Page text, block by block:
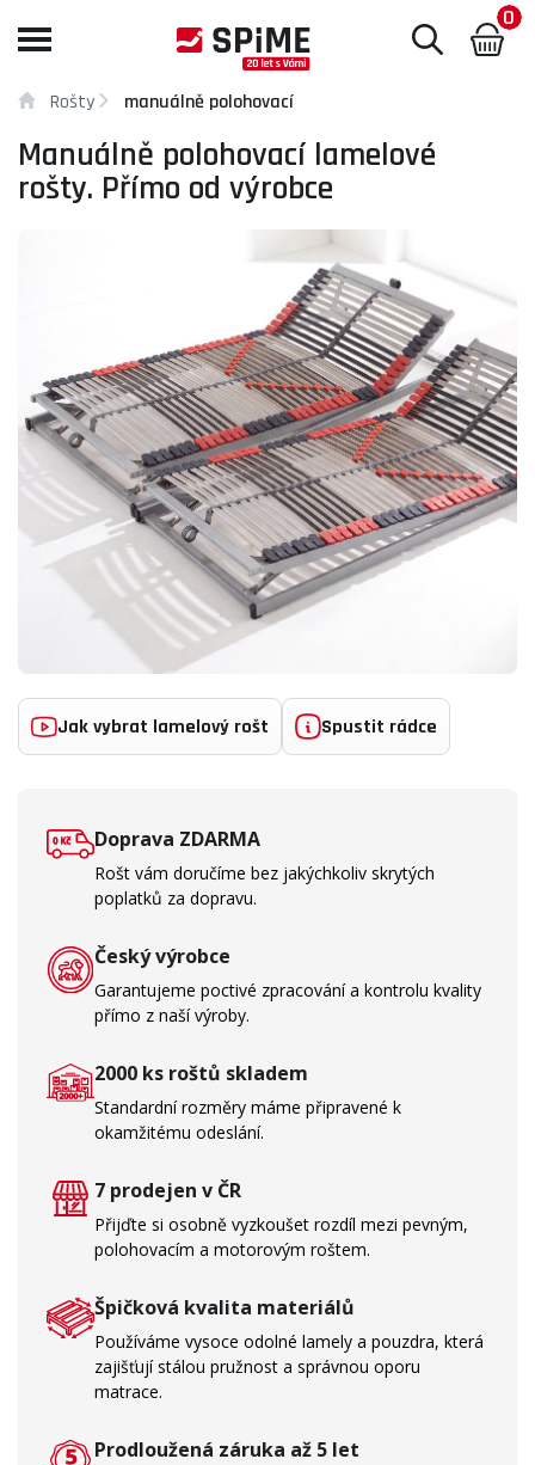
Toggle
0
Rošty manuálně polohovací
Manuálně polohovací lamelové
rošty. Přímo od výrobce
Jak vybrat lamelový rošt Spustit rádce
Doprava ZDARMA
Rošt vám doručíme bez jakýchkoliv skrytých
poplatků za dopravu.
Český výrobce
Garantujeme poctivé zpracování a kontrolu kvality
přímo z naší výroby.
2000 ks roštů skladem
Standardní rozměry máme připravené k
okamžitému odeslání.
7 prodejen v ČR
Přijďte si osobně vyzkoušet rozdíl mezi pevným,
polohovacím a motorovým roštem.
Špičková kvalita materiálů
Používáme vysoce odolné lamely a pouzdra, která
zajišťují stálou pružnost a správnou oporu
matrace.
Prodloužená záruka až 5 let